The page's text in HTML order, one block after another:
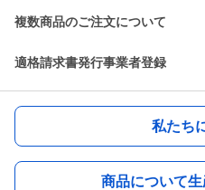
複数商品のご注文について
適格請求書発行事業者登録
私たち
商品について